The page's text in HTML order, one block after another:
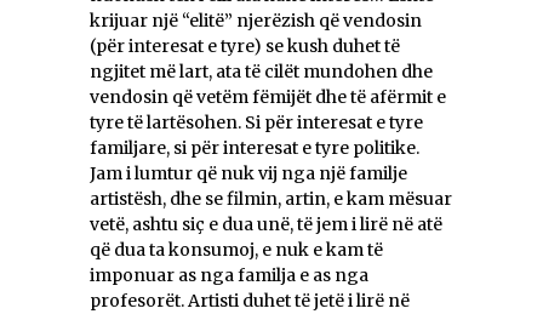
krijuar një “elitë” njerëzish që vendosin
(për interesat e tyre) se kush duhet të
ngjitet më lart, ata të cilët mundohen dhe
vendosin që vetëm fëmijët dhe të afërmit e
tyre të lartësohen. Si për interesat e tyre
familjare, si për interesat e tyre politike.
Jam i lumtur që nuk vij nga një familje
artistësh, dhe se filmin, artin, e kam mësuar
vetë, ashtu siç e dua unë, të jem i lirë në atë
që dua ta konsumoj, e nuk e kam të
imponuar as nga familja e as nga
profesorët. Artisti duhet të jetë i lirë në